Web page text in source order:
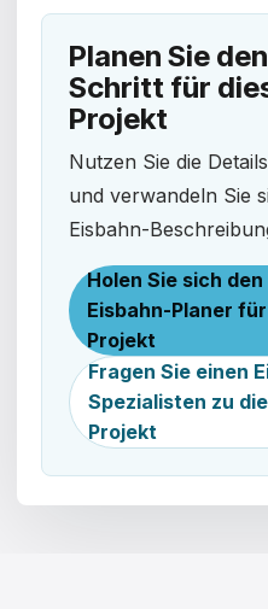
Planen Sie
Schritt für
Projekt
Nutzen Sie die
und verwandeln Sie
Eisbahn-
Holen Sie sich
Eisbahn-Planer
Projekt
Fragen Sie einen
Spezialisten zu
Projekt